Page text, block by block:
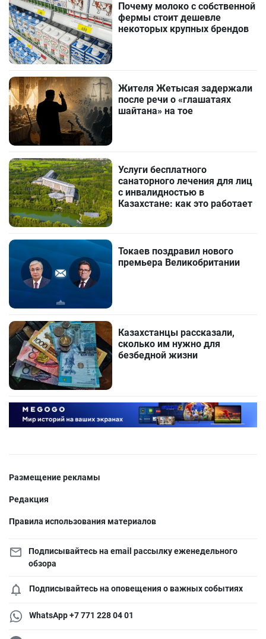
Почему молоко с собственной
фермы стоит дешевле
некоторых крупных брендов
Жителя Жетысая задержали
после речи о «глашатаях
шайтана» на тое
Услуги бесплатного
санаторного лечения для лиц
с инвалидностью в
Казахстане: как это работает
Токаев поздравил нового
премьера Великобритании
Казахстанцы рассказали,
сколько им нужно для
безбедной жизни
Размещение рекламы
Редакция
Правила использования материалов
Подписывайтесь на email рассылку еженедельного
обзора
Подписывайтесь на оповещения о важных событиях
WhatsApp +7 771 228 04 01